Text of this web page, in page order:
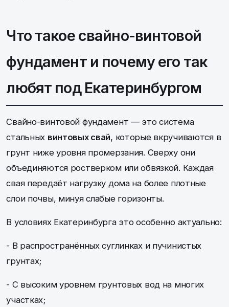
Что такое свайно-винтовой
фундамент и почему его так
любят под Екатеринбургом
Свайно-винтовой фундамент — это система
стальных винтовых свай, которые вкручиваются в
грунт ниже уровня промерзания. Сверху они
объединяются ростверком или обвязкой. Каждая
свая передаёт нагрузку дома на более плотные
слои почвы, минуя слабые горизонты.
В условиях Екатеринбурга это особенно актуально:
- В распространённых суглинках и пучинистых
грунтах;
- С высоким уровнем грунтовых вод на многих
участках;